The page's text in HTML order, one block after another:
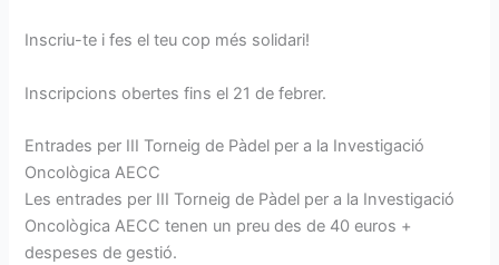
Inscriu-te i fes el teu cop més solidari!
Inscripcions obertes fins el 21 de febrer.
Entrades per III Torneig de Pàdel per a la Investigació
Oncològica AECC
Les entrades per III Torneig de Pàdel per a la Investigació
Oncològica AECC tenen un preu des de 40 euros +
despeses de gestió.